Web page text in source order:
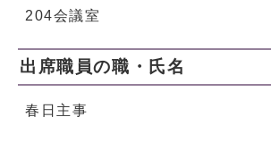
204会議室
出席職員の職・氏名
春日主事